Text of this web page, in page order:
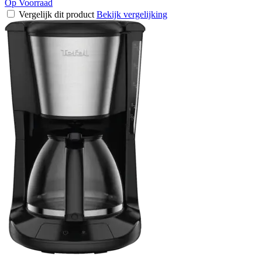
Op Voorraad
Vergelijk dit product Bekijk vergelijking